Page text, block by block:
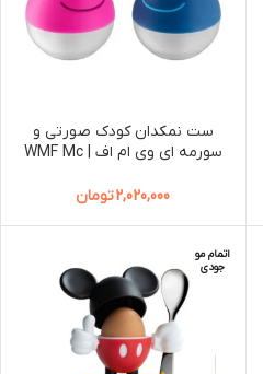
ست نمکدان کودک صورتی و
سورمه ای وی ام اف | WMF Mc
2,020,000تومان
اتمام مو
جودی